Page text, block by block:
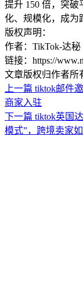
提升 150 倍，突
化、规模化，成为
版权声明：
作者：TikTok-达秘
链接：https://
文章版权归作者所
上一篇 tiktok邮件
商家入驻
下一篇 tiktok英国
模式”，跨境卖家